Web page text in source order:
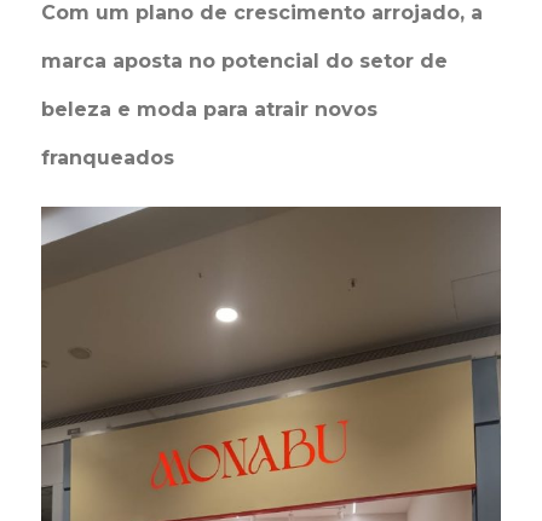
Com um plano de crescimento arrojado, a
marca aposta no potencial do setor de
beleza e moda para atrair novos
franqueados